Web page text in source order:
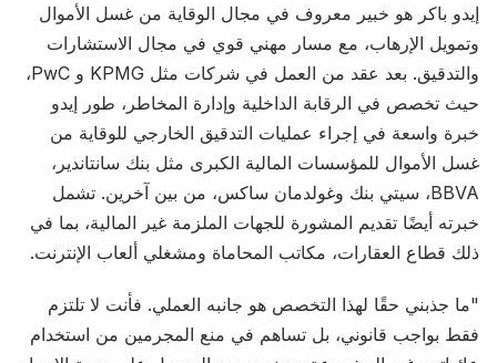
إيدو باكر هو خبير معروف في مجال الوقاية من غسل الأموال
وتمويل الإرهاب، مع مسار مهني قوي في مجال الاستشارات
والتدقيق. بعد عقد من العمل في شركات مثل KPMG و PwC،
حيث تخصص في الرقابة الداخلية وإدارة المخاطر، طور إيدو
خبرة واسعة في إجراء عمليات التدقيق الخارجي للوقاية من
غسل الأموال للمؤسسات المالية الكبرى مثل بنك سانتاندير،
BBVA، سيتي بنك وغولدمان ساكس، من بين آخرين. تشمل
خبرته أيضًا تقديم المشورة للجهات الملزمة غير المالية، بما في
ذلك قطاع العقارات، مكاتب المحاماة ومشغلي ألعاب الإنترنت.
"ما جذبني حقًا لهذا التخصص هو جانبه العملي. فأنت لا تلتزم
فقط بواجب قانوني، بل تساهم في منع المجرمين من استخدام